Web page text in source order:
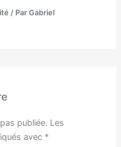
/ ParGabriel
publiée. Les
avec *